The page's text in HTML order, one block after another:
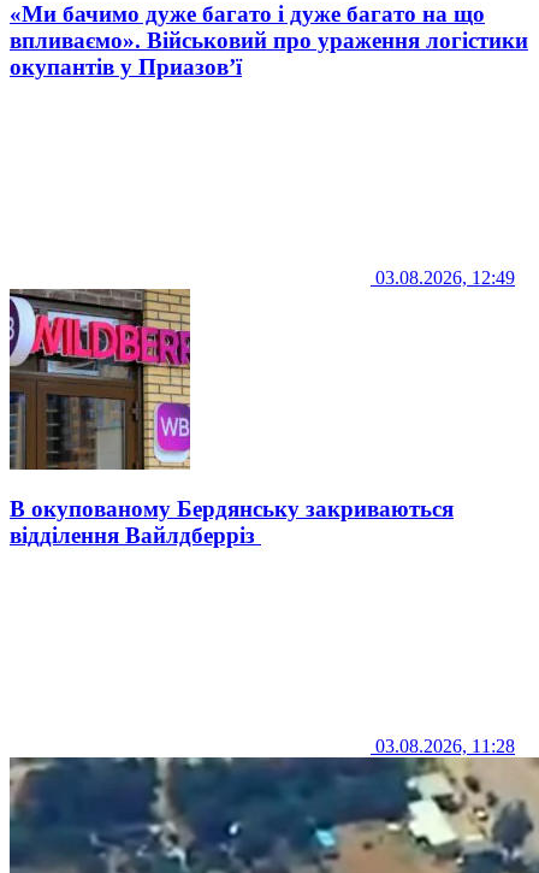
«Ми бачимо дуже багато і дуже багато на що
впливаємо». Військовий про ураження логістики
окупантів у Приазов’ї
03.08.2026, 12:49
В окупованому Бердянську закриваються
відділення Вайлдберріз
03.08.2026, 11:28